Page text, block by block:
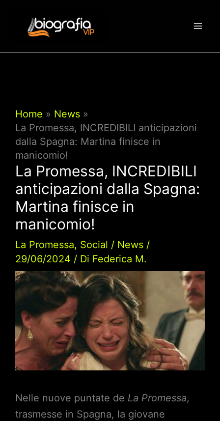
contenuto
Home
News
La Promessa, INCREDIBILI anticipazioni
dalla Spagna: Martina finisce in
manicomio!
La Promessa, INCREDIBILI
anticipazioni dalla Spagna:
Martina finisce in
manicomio!
La Promessa, Social / News/
29/06/2024 / Di Federica M.
Nelle nuove puntate de La Promessa,
trasmesse in Spagna, la giovane